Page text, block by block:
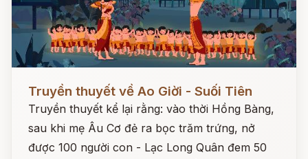
Đọc ngay
Truyền thuyết về Ao Giời - Suối Tiên
Truyền thuyết kể lại rằng: vào thời Hồng Bàng,
sau khi mẹ Âu Cơ đẻ ra bọc trăm trứng, nở
được 100 người con - Lạc Long Quân đem 50